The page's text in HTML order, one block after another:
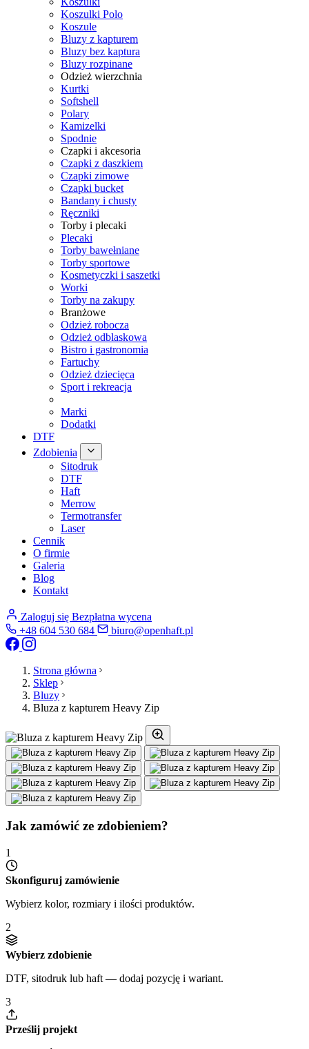
Koszulki Polo
Koszule
Bluzy z kapturem
Bluzy bez kaptura
Bluzy rozpinane
Odzież wierzchnia
Kurtki
Softshell
Polary
Kamizelki
Spodnie
Czapki i akcesoria
Czapki z daszkiem
Czapki zimowe
Czapki bucket
Bandany i chusty
Ręczniki
Torby i plecaki
Plecaki
Torby bawełniane
Torby sportowe
Kosmetyczki i saszetki
Worki
Torby na zakupy
Branżowe
Odzież robocza
Odzież odblaskowa
Bistro i gastronomia
Fartuchy
Odzież dziecięca
Sport i rekreacja
Marki
Dodatki
DTF
Zdobienia
Sitodruk
DTF
Haft
Merrow
Termotransfer
Laser
Cennik
O firmie
Galeria
Blog
Kontakt
Zaloguj się Bezpłatna wycena
+48 604 530 684
biuro@openhaft.pl
Strona główna
Sklep
Bluzy
Bluza z kapturem Heavy Zip
Jak zamówić ze zdobieniem?
1
Skonfiguruj zamówienie
Wybierz kolor, rozmiary i ilości produktów.
2
Wybierz zdobienie
DTF, sitodruk lub haft — dodaj pozycję i wariant.
3
Prześlij projekt